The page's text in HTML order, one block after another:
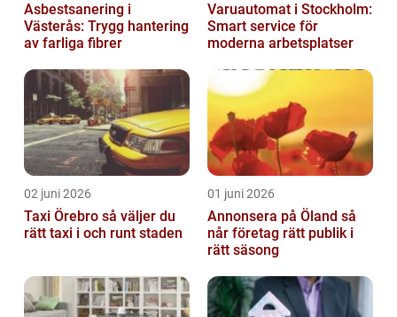
Asbestsanering i
Västerås: Trygg hantering
av farliga fibrer
Varuautomat i Stockholm:
Smart service för
moderna arbetsplatser
02 juni 2026
Taxi Örebro så väljer du
rätt taxi i och runt staden
01 juni 2026
Annonsera på Öland så
når företag rätt publik i
rätt säsong